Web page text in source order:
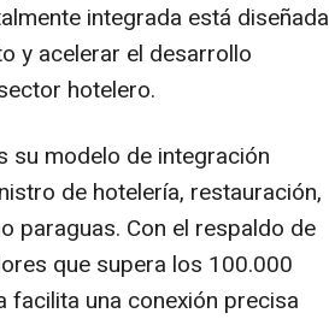
integrada está diseñada
y acelerar el desarrollo
hotelero.
su modelo de integración
de hotelería, restauración,
paraguas. Con el respaldo de
que supera los 100.000
una conexión precisa